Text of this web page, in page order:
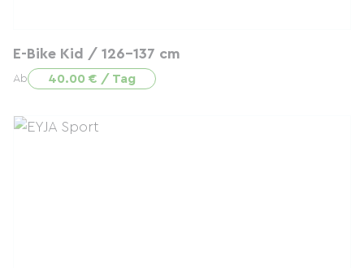
E-Bike Kid / 126-137 cm
Ab 40.00 € / Tag